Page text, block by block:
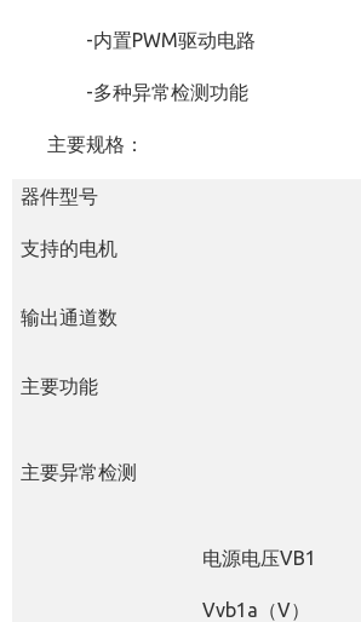
-内置PWM驱动电路
-多种异常检测功能
主要规格：
器件型号
支持的电机
输出通道数
主要功能
主要异常检测
电源电压VB1
Vvb1a（V）